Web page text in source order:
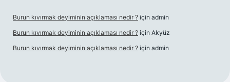
Burun kıvırmak deyiminin açıklaması nedir ? için admin
Burun kıvırmak deyiminin açıklaması nedir ? için Akyüz
Burun kıvırmak deyiminin açıklaması nedir ? için admin